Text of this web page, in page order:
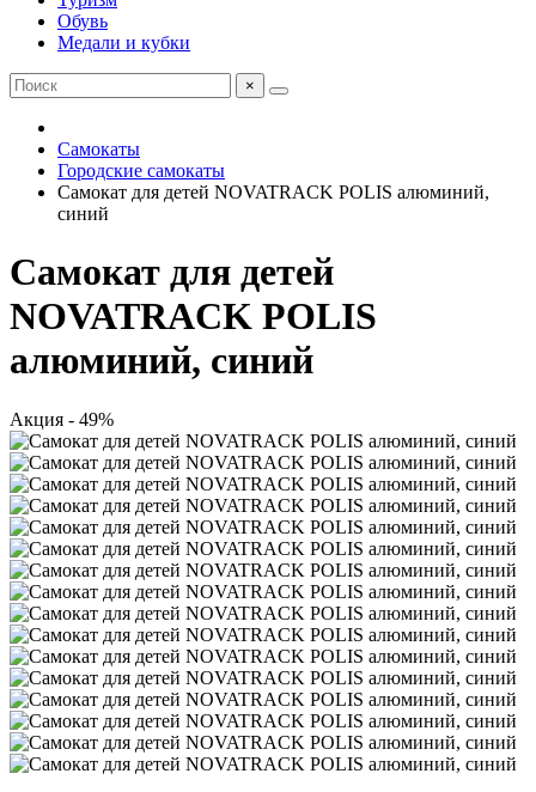
Обувь
Медали и кубки
×
Самокаты
Городские самокаты
Самокат для детей NOVATRACK POLIS алюминий,
синий
Самокат для детей
NOVATRACK POLIS
алюминий, синий
Акция - 49%